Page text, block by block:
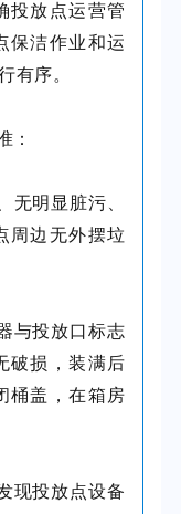
投放点运营管
保洁作业和运
有序。
：
无明显脏污、
周边无外摆垃
与投放口标志
破损，装满后
桶盖，在箱房
现投放点设备